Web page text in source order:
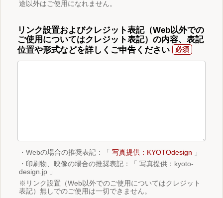
途以外はご使用になれません。
リンク設置およびクレジット表記（Web以外での
ご使用についてはクレジット表記）の内容、表記
位置や形式などを詳しくご申告ください
・Webの場合の推奨表記：「 写真提供：KYOTOdesign 」
・印刷物、映像の場合の推奨表記：「 写真提供：kyoto-
design.jp 」
※リンク設置（Web以外でのご使用についてはクレジット
表記）無しでのご使用は一切できません。